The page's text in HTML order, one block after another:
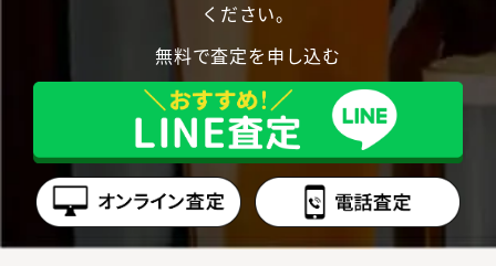
ください。
無料で査定を申し込む